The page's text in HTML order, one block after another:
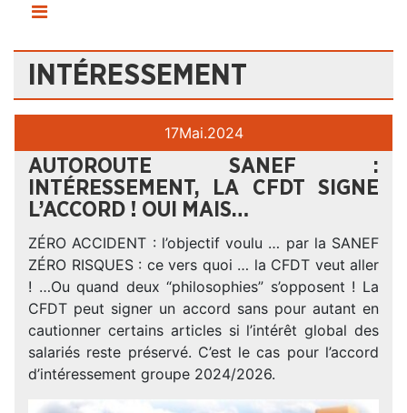
INTÉRESSEMENT
17Mai.2024
AUTOROUTE SANEF :
INTÉRESSEMENT, LA CFDT SIGNE
L’ACCORD ! OUI MAIS…
ZÉRO ACCIDENT : l’objectif voulu … par la SANEF
ZÉRO RISQUES : ce vers quoi … la CFDT veut aller
! …Ou quand deux “philosophies” s’opposent ! La
CFDT peut signer un accord sans pour autant en
cautionner certains articles si l’intérêt global des
salariés reste préservé. C’est le cas pour l’accord
d’intéressement groupe 2024/2026.